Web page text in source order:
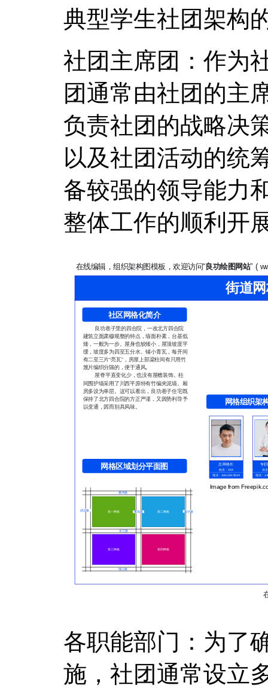
典型学生社团架构
社团主席团：作为
团通常由社团的主
负责社团的战略决
以及社团活动的统
备较强的领导能力
整体工作的顺利开
各职能部门：为了
施，社团通常设立